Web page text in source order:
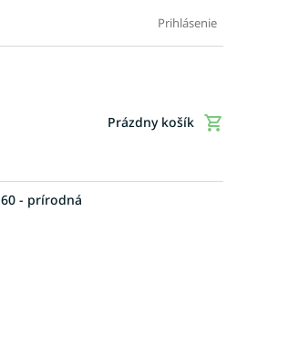
Doplnkové služby
Prihlásenie
Nákupný
Prázdny košík
- prírodná